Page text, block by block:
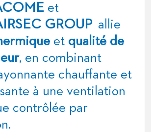
et
GROUP allie
et qualité de
, en combinant
chauffante et
à une ventilation
contrôlée par